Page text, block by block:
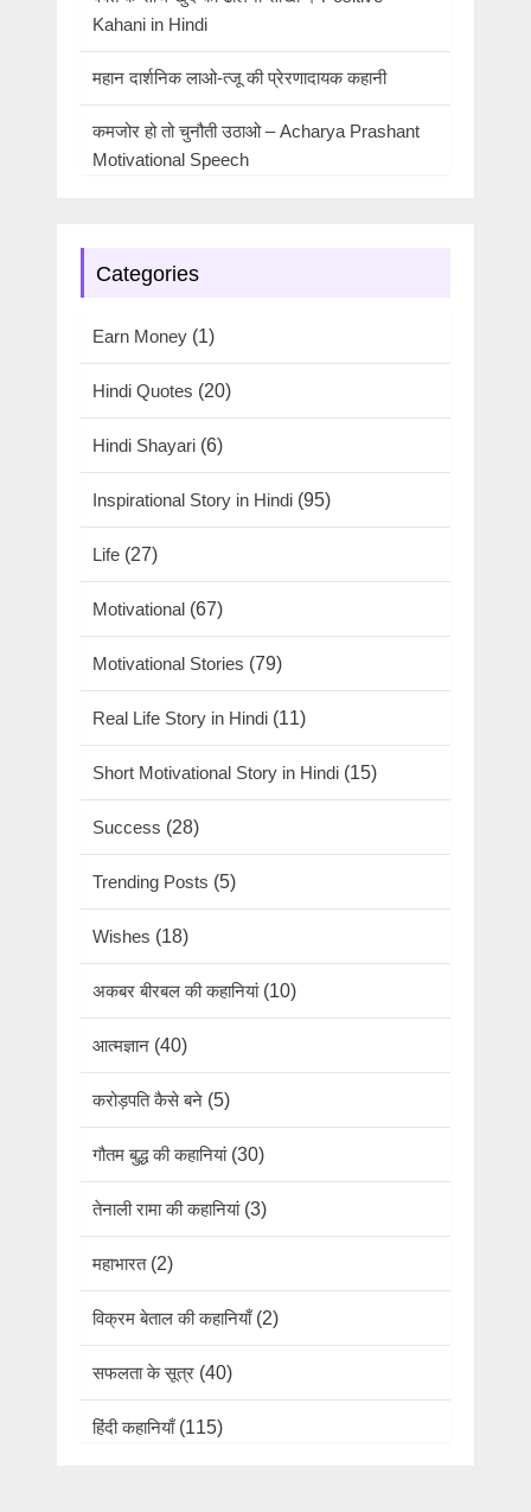
Kahani in Hindi
महान दार्शनिक लाओ-त्जू की प्रेरणादायक कहानी
कमजोर हो तो चुनौती उठाओ – Acharya Prashant
Motivational Speech
Categories
Earn Money (1)
Hindi Quotes (20)
Hindi Shayari (6)
Inspirational Story in Hindi (95)
Life (27)
Motivational (67)
Motivational Stories (79)
Real Life Story in Hindi (11)
Short Motivational Story in Hindi (15)
Success (28)
Trending Posts (5)
Wishes (18)
अकबर बीरबल की कहानियां(10)
आत्मज्ञान (40)
करोड़पति कैसे बने (5)
गौतम बुद्ध की कहानियां(30)
तेनाली रामा की कहानियां(3)
महाभारत(2)
विक्रम बेताल की कहानियाँ(2)
सफलता के सूत्र (40)
हिंदी कहानियाँ(115)